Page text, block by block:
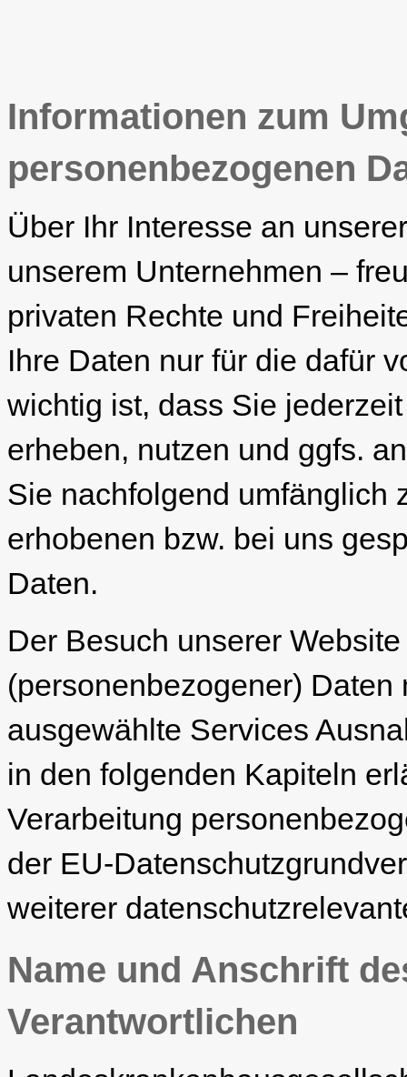
Informationen zum
personenbezogenen
Über Ihr Interesse an
unserem Unternehmen –
privaten Rechte und
Ihre Daten nur für die dafür
wichtig ist, dass Sie
erheben, nutzen und ggfs.
Sie nachfolgend umfänglich
erhobenen bzw. bei uns
Daten.
Der Besuch unserer
(personenbezogener)
ausgewählte Services
in den folgenden Kapiteln
Verarbeitung
der EU-
weiterer
Name und Anschrift
Verantwortlichen